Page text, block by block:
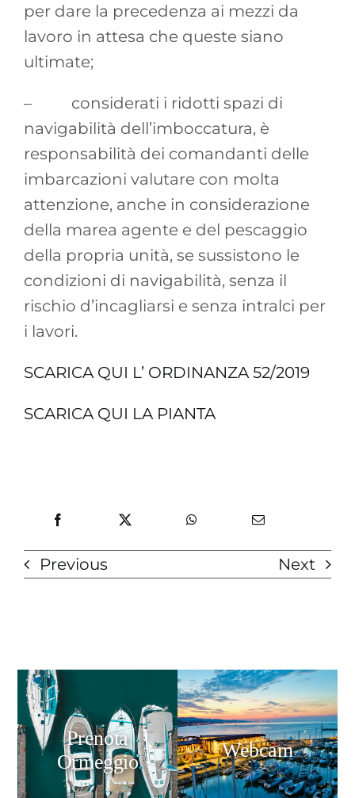
per dare la precedenza ai mezzi da
lavoro in attesa che queste siano
ultimate;
– considerati i ridotti spazi di
navigabilità dell’imboccatura, è
responsabilità dei comandanti delle
imbarcazioni valutare con molta
attenzione, anche in considerazione
della marea agente e del pescaggio
della propria unità, se sussistono le
condizioni di navigabilità, senza il
rischio d’incagliarsi e senza intralci per
i lavori.
SCARICA QUI L’ ORDINANZA 52/2019
SCARICA QUI LA PIANTA
Previous Next
Prenota
Ormeggio
Webcam